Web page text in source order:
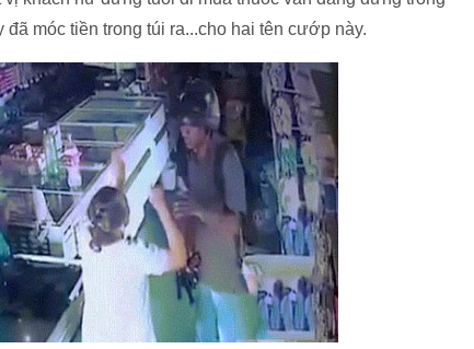
móc tiền trong túi ra...cho hai tên cướp này.